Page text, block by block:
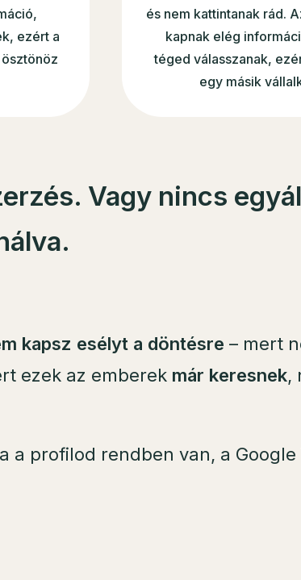
ezért a
és nem kattintanak rád.
kapnak elég
téged válasszanak,
egy másik
Vagy nincs
kapsz esélyt a döntésre – mert
ezek az emberek már keresnek,
a profilod rendben van, a Google